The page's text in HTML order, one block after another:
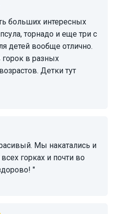
торнадо и еще три с
детей вообще отлично.
в разных
Детки тут
горках и почти во
"